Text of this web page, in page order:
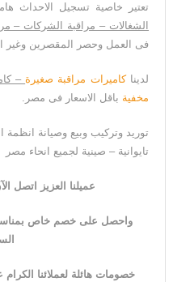
تعتير خاصية تسجيل الاحداث
الشغالات – مراقبة الشركات –
فى العمل وحصر المقصرين وغير
لديناكاميرات مراقبة صغيرة –
مخفية باقل الاسعار فى مصر.
توريد وتركيب وبيع وصيانة انظمة
تايوانية – صينية لجميع انحاء مصر
عميلنا العزيز اتصل
خصومات هائلة لعملائنا